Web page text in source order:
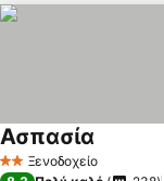
2 ΑστέριαΞενοδοχείο
Ασπασία